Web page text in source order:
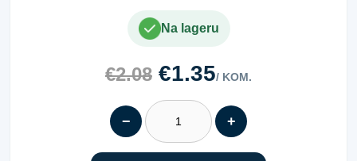
Na lageru
€2.08 €1.35/ KOM.
− +